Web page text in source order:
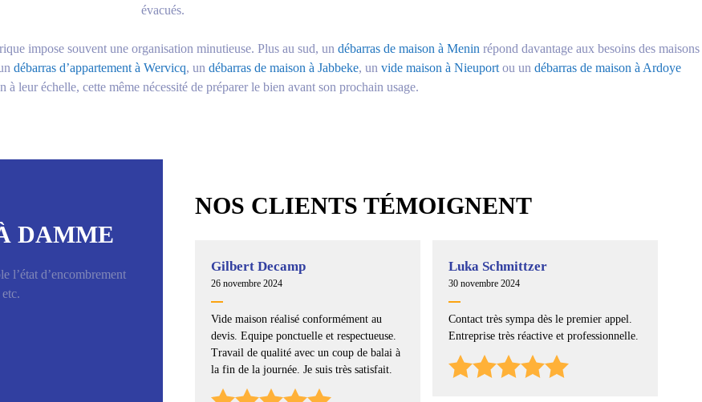
évacués.
impose souvent une organisation minutieuse. Plus au sud, un débarras de maison à Menin répond davantage aux besoins des maisons
débarras d’appartement à Wervicq, un débarras de maison à Jabbeke, un vide maison à Nieuport ou un débarras de maison à Ardoye
à leur échelle, cette même nécessité de préparer le bien avant son prochain usage.
DAMME
l’état d’encombrement
NOS CLIENTS TÉMOIGNENT
Gilbert Decamp
26 novembre 2024
Vide maison réalisé conformément au
devis. Equipe ponctuelle et respectueuse.
Travail de qualité avec un coup de balai à
la fin de la journée. Je suis très satisfait.
Luka Schmittzer
30 novembre 2024
Contact très sympa dès le premier appel.
Entreprise très réactive et professionnelle.